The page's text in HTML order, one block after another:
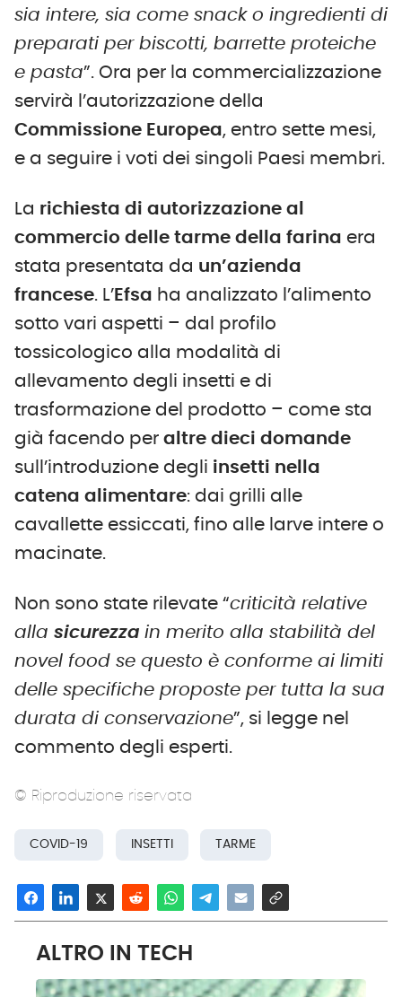
sia intere, sia come snack o ingredienti di
preparati per biscotti, barrette proteiche
e pasta”. Ora per la commercializzazione
servirà l’autorizzazione della
Commissione Europea, entro sette mesi,
e a seguire i voti dei singoli Paesi membri.
La richiesta di autorizzazione al
commercio delle tarme della farina era
stata presentata da un’azienda
francese. L’ Efsa ha analizzato l’alimento
sotto vari aspetti – dal profilo
tossicologico alla modalità di
allevamento degli insetti e di
trasformazione del prodotto – come sta
già facendo per altre dieci domande
sull’introduzione degli insetti nella
catena alimentare: dai grilli alle
cavallette essiccati, fino alle larve intere o
macinate.
Non sono state rilevate “criticità relative
alla sicurezza in merito alla stabilità del
novel food se questo è conforme ai limiti
delle specifiche proposte per tutta la sua
durata di conservazione”, si legge nel
commento degli esperti.
© Riproduzione riservata
COVID-19 INSETTI TARME
ALTRO IN TECH